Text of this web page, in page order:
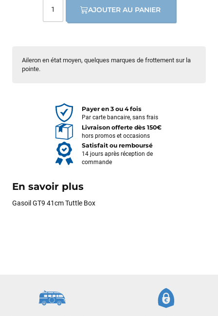
Aileron en état moyen, quelques marques de frottement sur la
pointe.
AJOUTER AU PANIER
Payer en 3 ou 4 fois
Par carte bancaire, sans frais
Livraison offerte dès 150€
hors promos et occasions
Satisfait ou remboursé
14 jours après réception de
commande
En savoir plus
Gasoil GT9 41cm Tuttle Box
commande validée, le magasin m’a appelé pour confirmer
avec moi les caractéristiques des équipements, me conseiller
sur le matériel à choisir, et m’a même offert du matériel en